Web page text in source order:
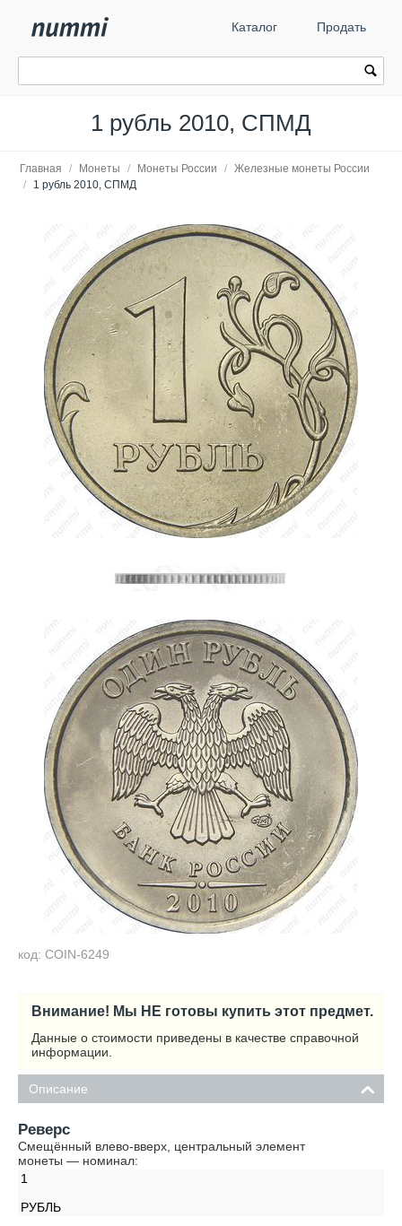
Каталог Продать
1 рубль 2010, СПМД
Главная / Монеты / Монеты России / Железные монеты России
/
1 рубль 2010, СПМД
код: COIN-6249
Внимание! Мы НЕ готовы купить этот предмет.
Данные о стоимости приведены в качестве справочной
информации.
Описание
Реверс
Смещённый влево-вверх, центральный элемент
монеты — номинал:
1
РУБЛЬ